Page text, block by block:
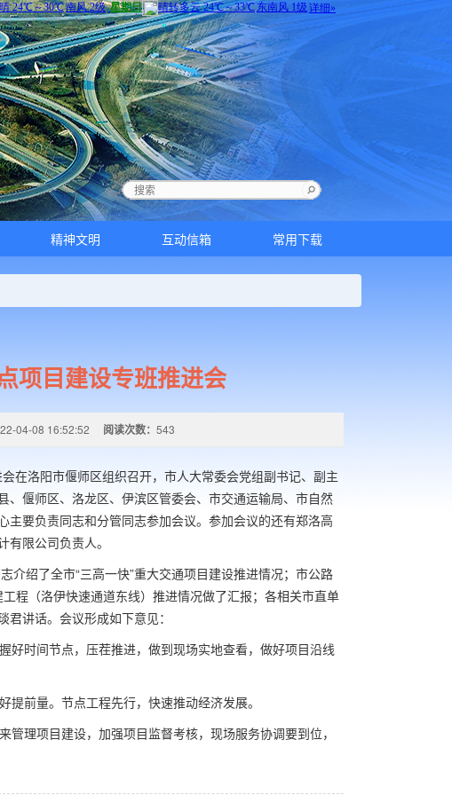
精神文明 互动信箱 常用下载
项目建设专班推进会
04-08 16:52:52 阅读次数： 543
洛阳市偃师区组织召开，市人大常委会党组副书记、副主
偃师区、洛龙区、伊滨区管委会、市交通运输局、市自然
要负责同志和分管同志参加会议。参加会议的还有郑洛高
限公司负责人。
绍了全市“三高一快”重大交通项目建设推进情况；市公路
程（洛伊快速通道东线）推进情况做了汇报；各相关市直单
讲话。会议形成如下意见：
时间节点，压茬推进，做到现场实地查看，做好项目沿线
前量。节点工程先行，快速推动经济发展。
理项目建设，加强项目监督考核，现场服务协调要到位，